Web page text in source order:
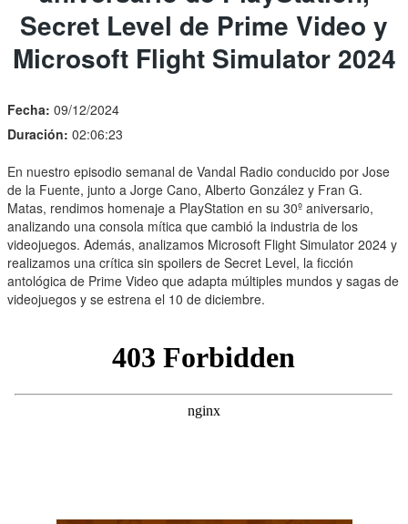
Secret Level de Prime Video y
Microsoft Flight Simulator 2024
Fecha: 09/12/2024
Duración: 02:06:23
En nuestro episodio semanal de Vandal Radio conducido por Jose
de la Fuente, junto a Jorge Cano, Alberto González y Fran G.
Matas, rendimos homenaje a PlayStation en su 30º aniversario,
analizando una consola mítica que cambió la industria de los
videojuegos. Además, analizamos Microsoft Flight Simulator 2024 y
realizamos una crítica sin spoilers de Secret Level, la ficción
antológica de Prime Video que adapta múltiples mundos y sagas de
videojuegos y se estrena el 10 de diciembre.